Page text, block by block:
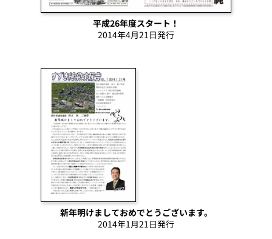
平成26年度スタート！
2014年4月21日発行
新年明けましておめでとうございます。
2014年1月21日発行